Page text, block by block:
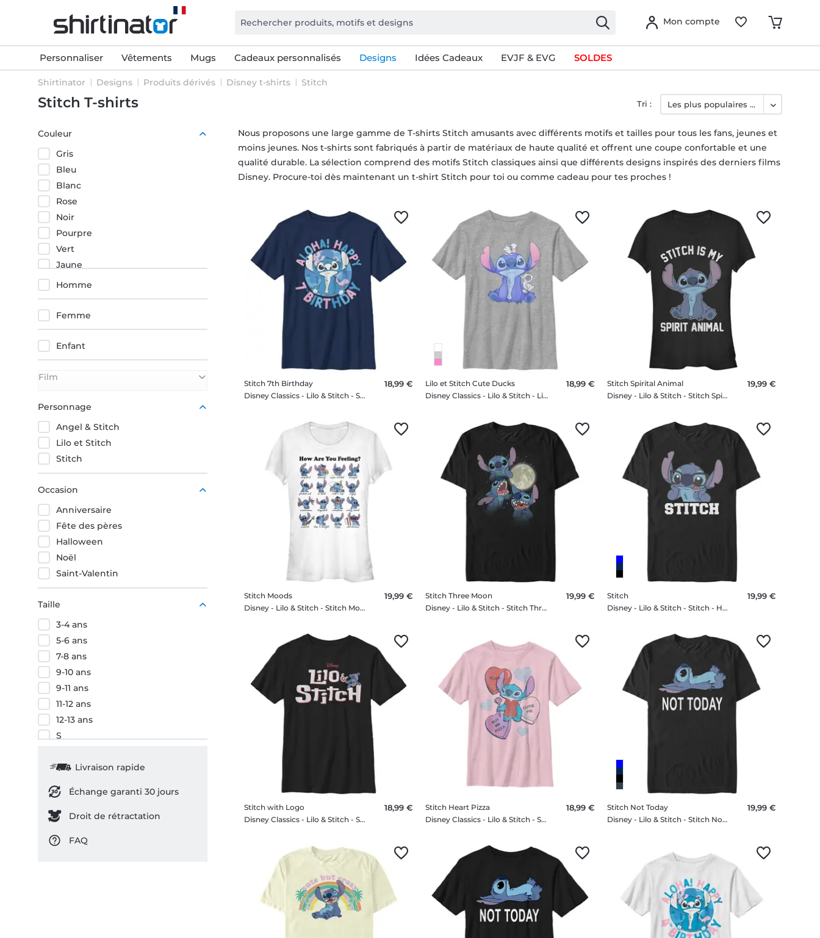
Mon compte
Personnaliser Vêtements Mugs Cadeaux personnalisés Designs Idées Cadeaux EVJF & EVG SOLDES
Shirtinator Designs Produits dérivés Disney t-shirts Stitch
Stitch T-shirts
Couleur
Gris
Bleu
Blanc
Rose
Noir
Pourpre
Vert
Jaune
Rouge
Homme
Femme
Enfant
Film
Personnage
Angel & Stitch
Lilo et Stitch
Stitch
Occasion
Anniversaire
Fête des pères
Halloween
Noël
Saint-Valentin
Taille
3-4 ans
5-6 ans
7-8 ans
9-10 ans
9-11 ans
11-12 ans
12-13 ans
S
L
XL
XXL
3XL
Livraison rapide
Échange garanti 30 jours
Droit de rétractation
FAQ
Nous proposons une large gamme de T-shirts Stitch amusants avec différents motifs et tailles pour tous les fans, jeunes et
moins jeunes. Nos t-shirts sont fabriqués à partir de matériaux de haute qualité et offrent une coupe confortable et une
qualité durable. La sélection comprend des motifs Stitch classiques ainsi que différents designs inspirés des derniers films
Disney. Procure-toi dès maintenant un t-shirt Stitch pour toi ou comme cadeau pour tes proches !
Tri :
Stitch 7th Birthday
Disney Classics - Lilo & Stitch - Stitch 7th Birthday - Enfant T-shirt
18,99 €
Lilo et Stitch Cute Ducks
Disney Classics - Lilo & Stitch - Lilo et Stitch Cute Ducks - Enfant T-shirt
18,99 €
Stitch Spirital Animal
Disney - Lilo & Stitch - Stitch Spirital Animal - Femme T-shirt
19,99 €
Stitch Moods
Disney - Lilo & Stitch - Stitch Moods - Femme T-shirt
19,99 €
Stitch Three Moon
Disney - Lilo & Stitch - Stitch Three Moon - Homme T-shirt
19,99 €
Stitch
Disney - Lilo & Stitch - Stitch - Homme T-shirt
19,99 €
Stitch with Logo
Disney Classics - Lilo & Stitch - Stitch with Logo - Enfant T-shirt
18,99 €
Stitch Heart Pizza
Disney Classics - Lilo & Stitch - Stitch Heart Pizza - Enfant T-shirt
18,99 €
Stitch Not Today
Disney - Lilo & Stitch - Stitch Not Today - Homme T-shirt
19,99 €